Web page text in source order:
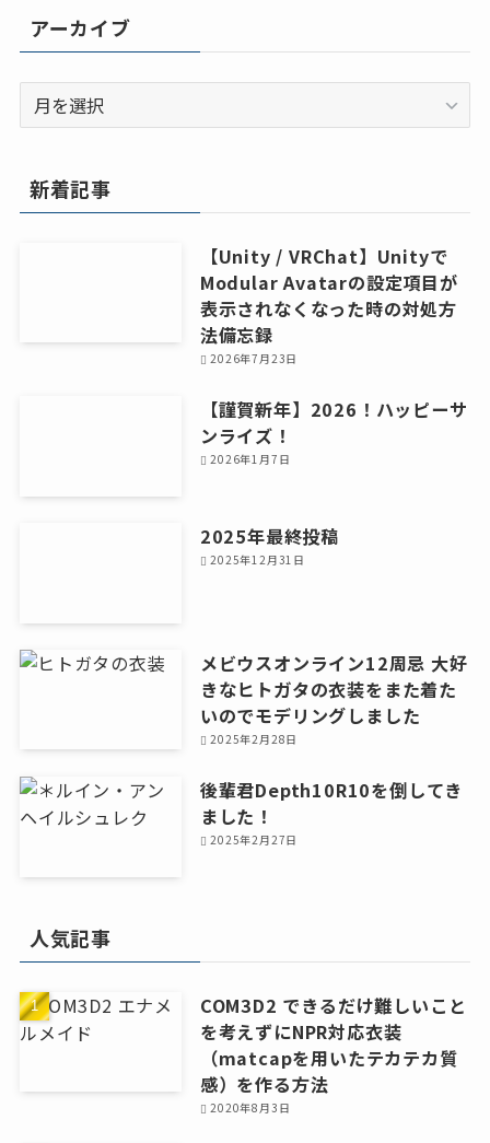
アーカイブ
ー
イ
ブ
新着記事
【Unity / VRChat】Unityで
Modular Avatarの設定項目が
表示されなくなった時の対処方
法備忘録
2026年7月23日
【謹賀新年】2026！ハッピーサ
ンライズ！
2026年1月7日
2025年最終投稿
2025年12月31日
メビウスオンライン12周忌 大好
きなヒトガタの衣装をまた着た
いのでモデリングしました
2025年2月28日
後輩君Depth10R10を倒してき
ました！
2025年2月27日
人気記事
COM3D2 できるだけ難しいこと
を考えずにNPR対応衣装
（matcapを用いたテカテカ質
感）を作る方法
2020年8月3日